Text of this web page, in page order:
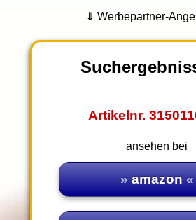
⇓ Werbepartner-
Artikelnr.
ansehen bei
amazon